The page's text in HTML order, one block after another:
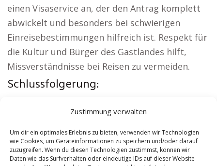
Zustimmung verwalten
Um dir ein optimales Erlebnis zu bieten, verwenden wir Technologien
wie Cookies, um Geräteinformationen zu speichern und/oder darauf
zuzugreifen. Wenn du diesen Technologien zustimmst, können wir
Daten wie das Surfverhalten oder eindeutige IDs auf dieser Website
einen Visaservice an, der den Antrag komplett
abwickelt und besonders bei schwierigen
Einreisebestimmungen hilfreich ist. Respekt für
die Kultur und Bürger des Gastlandes hilft,
Missverständnisse bei Reisen zu vermeiden.
Schlussfolgerung:
Kirche Tettnang|Autovermietung Tettnang
Versicherung Tettnang|Hauskauf Tettnang|
Hundeschule Tettnang